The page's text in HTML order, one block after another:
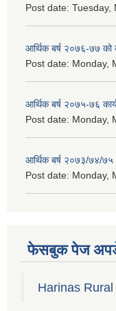
Post date: Tuesday,
आर्थिक बर्ष २०७६-७७ को
Post date: Monday,
आर्थिक बर्ष २०७५-७६
Post date: Monday,
आर्थिक बर्ष २०७३/७४/७५
Post date: Monday,
फेसबुक पेज
Harinas